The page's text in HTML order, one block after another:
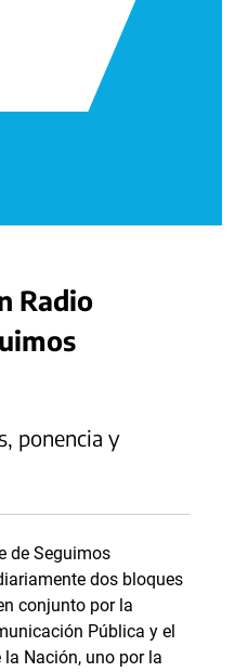
Radio
ponencia y
de Seguimos
dos bloques
conjunto por la
Pública y el
Nación, uno por la